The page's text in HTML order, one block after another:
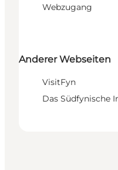
Webzugang
Anderer Webseiten
VisitFyn
Das Südfynische